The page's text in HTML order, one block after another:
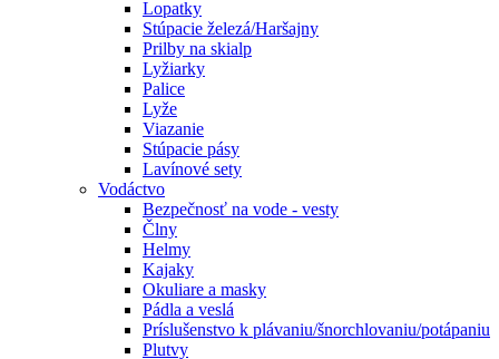
Lopatky
Stúpacie železá/Haršajny
Prilby na skialp
Lyžiarky
Palice
Lyže
Viazanie
Stúpacie pásy
Lavínové sety
Vodáctvo
Bezpečnosť na vode - vesty
Člny
Helmy
Kajaky
Okuliare a masky
Pádla a veslá
Príslušenstvo k plávaniu/šnorchlovaniu/potápaniu
Plutvy